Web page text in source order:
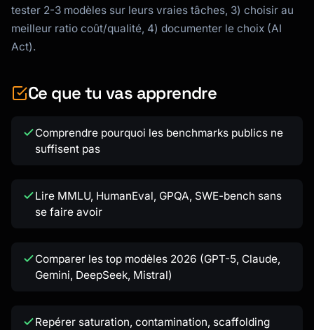
tester 2-3 modèles sur leurs vraies tâches, 3) choisir au
meilleur ratio coût/qualité, 4) documenter le choix (AI
Act).
Ce que tu vas apprendre
Comprendre pourquoi les benchmarks publics ne
suffisent pas
Lire MMLU, HumanEval, GPQA, SWE-bench sans
se faire avoir
Comparer les top modèles 2026 (GPT-5, Claude,
Gemini, DeepSeek, Mistral)
Repérer saturation, contamination, scaffolding